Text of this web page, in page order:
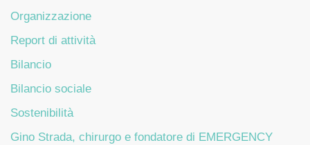
Organizzazione
Report di attività
Bilancio
Bilancio sociale
Sostenibilità
Gino Strada, chirurgo e fondatore di EMERGENCY